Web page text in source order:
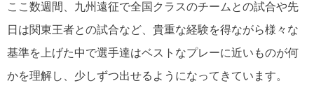
ここ数週間、九州遠征で全国クラスのチームとの試合や先
日は関東王者との試合など、貴重な経験を得ながら様々な
基準を上げた中で選手達はベストなプレーに近いものが何
かを理解し、少しずつ出せるようになってきています。